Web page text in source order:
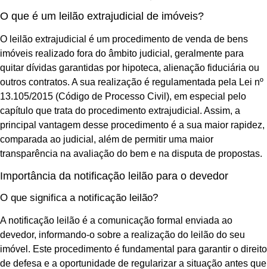
O que é um leilão extrajudicial de imóveis?
O leilão extrajudicial é um procedimento de venda de bens
imóveis realizado fora do âmbito judicial, geralmente para
quitar dívidas garantidas por hipoteca, alienação fiduciária ou
outros contratos. A sua realização é regulamentada pela Lei nº
13.105/2015 (Código de Processo Civil), em especial pelo
capítulo que trata do procedimento extrajudicial. Assim, a
principal vantagem desse procedimento é a sua maior rapidez,
comparada ao judicial, além de permitir uma maior
transparência na avaliação do bem e na disputa de propostas.
Importância da notificação leilão para o devedor
O que significa a notificação leilão?
A notificação leilão é a comunicação formal enviada ao
devedor, informando-o sobre a realização do leilão do seu
imóvel. Este procedimento é fundamental para garantir o direito
de defesa e a oportunidade de regularizar a situação antes que